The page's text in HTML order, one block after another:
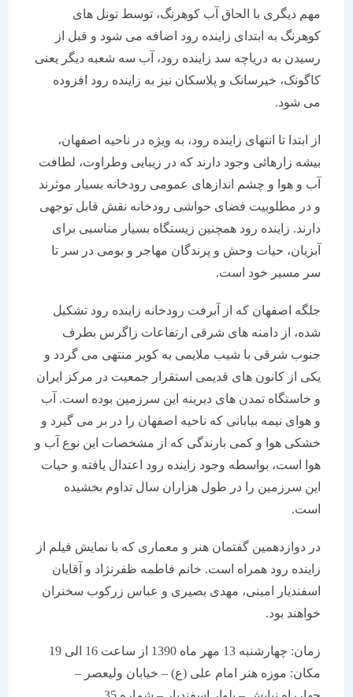
مهم دیگری با الحاق آب کوهرنگ، توسط تونل های
کوهرنگ به ابتدای زاینده رود اضافه می شود و قبل از
رسیدن به دریاچه سد زاینده رود، آب سه شعبه دیگر یعنی
کاگونک، خیرسانک و پلاسکان نیز به زاینده رود افزوده
می شود.
از ابتدا تا انتهای زاینده رود، به ویژه در ناحیه اصفهان،
بیشه زارهائی وجود دارند که در زیبایی وطراوت، لطافت
آب و هوا و چشم اندازهای عمومی رودخانه بسیار موثرند
و در مطلوبیت فضای حواشی رودخانه نقش قابل توجهی
دارند. زاینده رود همچنین زیستگاه بسیار مناسبی برای
آبزیان، حیات وحش و پرندگان مهاجر و بومی در سر تا
سر مسیر خود است.
جلگه اصفهان که از آبرفت رودخانه زاینده رود تشکیل
شده، از دامنه های شرقی ارتفاعات زاگرس بطرف
جنوب شرقی با شیب ملایمی به کویر منتهی می گردد و
یکی از کانون های قدیمی استقرار جمعیت در مرکز ایران
و خاستگاه تمدن های دیرینه این سرزمین بوده است. آب
و هوای نیمه بیابانی که ناحیه اصفهان را در بر می گیرد و
خشکی هوا و کمی بارندگی که از مشخصات این نوع آب و
هوا است، بواسطه وجود زاینده رود اعتدال یافته و حیات
این سرزمین را در طول هزاران سال تداوم بخشیده
در دوازدهمین گفتمان هنر و معماری که با نمایش فیلم از
زاینده رود همراه است. خانم فاطمه ظفرنژاد و آقایان
اسفندیار امینی، مهدی بصیری و عباس زرکوب سخنران
خواهند بود.
زمان: چهارشنبه 13 مهر ماه 1390 از ساعت 16 الی 19
مکان: موزه هنر امام علی (ع) – خیابان ولیعصر –